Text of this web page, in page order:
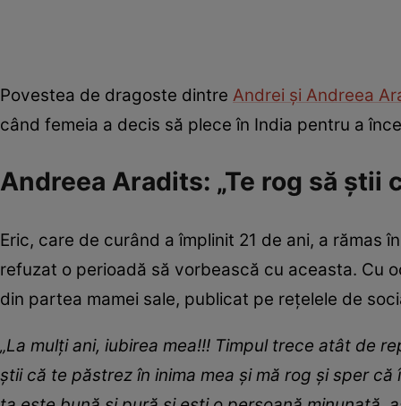
Povestea de dragoste dintre Andrei și Andreea
când femeia a decis să plece în India pentru a
Andreea Aradits: „Te rog să știi
Eric, care de curând a împlinit 21 de ani, a rămas
refuzat o perioadă să vorbească cu aceasta. Cu
din partea mamei sale, publicat pe rețelele de
„La mulți ani, iubirea mea!!! Timpul trece atât de
știi că te păstrez în inima mea și mă rog și sper